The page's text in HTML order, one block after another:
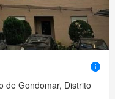
de Gondomar, Distrito